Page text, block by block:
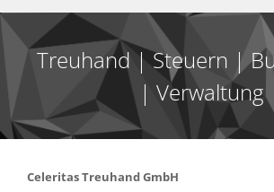
Treuhand | Steuern |
| Verwaltung
Celeritas Treuhand GmbH